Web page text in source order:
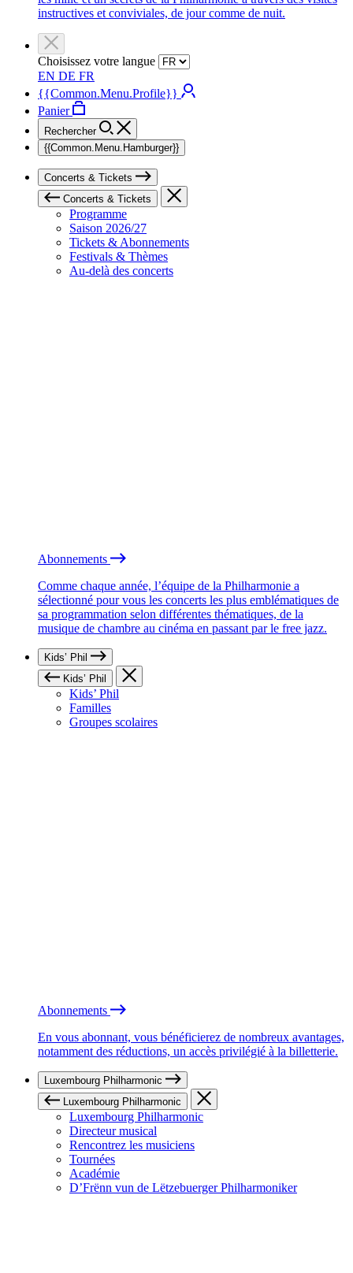
instructives et conviviales, de jour comme de nuit.
Choisissez votre langue
EN DE FR
{{Common.Menu.Profile}}
Panier
Rechercher
{{Common.Menu.Hamburger}}
Concerts & Tickets
Concerts & Tickets
Programme
Saison 2026/27
Tickets & Abonnements
Festivals & Thèmes
Au-delà des concerts
Abonnements
Comme chaque année, l’équipe de la Philharmonie a
sélectionné pour vous les concerts les plus emblématiques de
sa programmation selon différentes thématiques, de la
musique de chambre au cinéma en passant par le free jazz.
Kids’ Phil
Kids’ Phil
Kids’ Phil
Familles
Groupes scolaires
Abonnements
En vous abonnant, vous bénéficierez de nombreux avantages,
notamment des réductions, un accès privilégié à la billetterie.
Luxembourg Philharmonic
Luxembourg Philharmonic
Luxembourg Philharmonic
Directeur musical
Rencontrez les musiciens
Tournées
Académie
D’Frënn vun de Lëtzebuerger Philharmoniker